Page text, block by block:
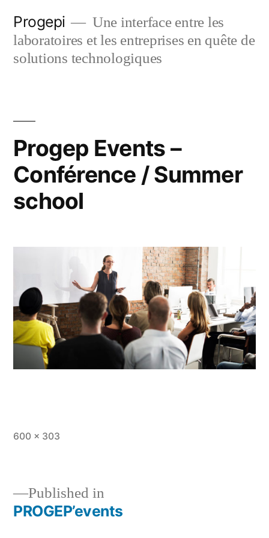
content
Progepi
Une interface entre les
laboratoires et les entreprises en quête de
solutions technologiques
Progep Events –
Conférence / Summer
school
Full
600 × 303
Post
Published in
PROGEP’events